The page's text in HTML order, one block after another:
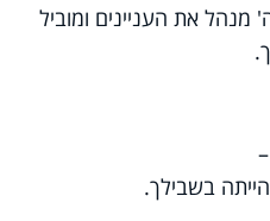
מנהל את העניינים ומוביל
בשבילך.